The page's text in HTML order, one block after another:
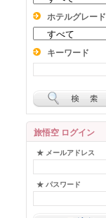
ホテルグレード
キーワード
旅悟空 ログイン
★ メールアドレス
★ パスワード